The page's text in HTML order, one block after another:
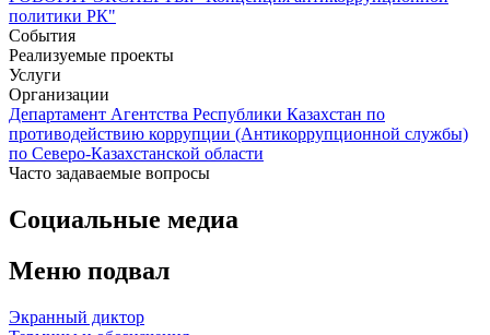
политики РК"
События
Реализуемые проекты
Услуги
Организации
Департамент Агентства Республики Казахстан по
противодействию коррупции (Антикоррупционной службы)
по Северо-Казахстанской области
Часто задаваемые вопросы
Социальные медиа
Меню подвал
Экранный диктор